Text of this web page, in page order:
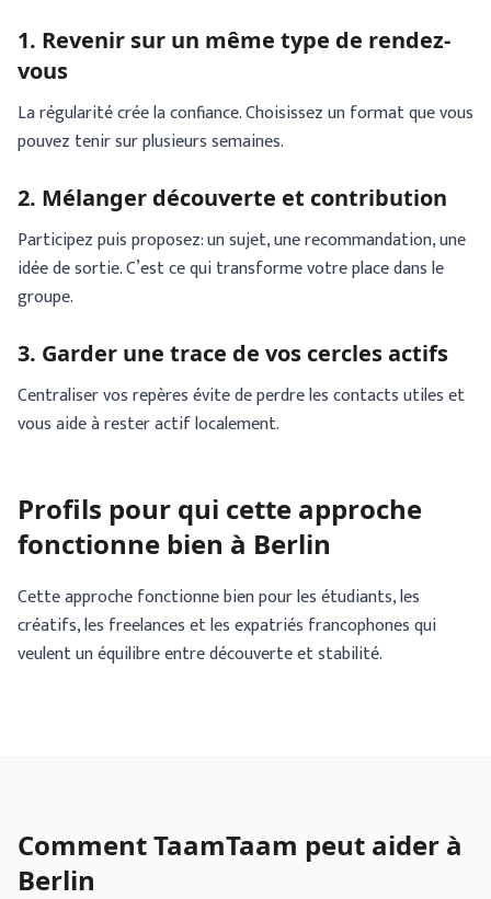
1. Revenir sur un même type de rendez-
vous
La régularité crée la confiance. Choisissez un format que vous
pouvez tenir sur plusieurs semaines.
2. Mélanger découverte et contribution
Participez puis proposez: un sujet, une recommandation, une
idée de sortie. C’est ce qui transforme votre place dans le
groupe.
3. Garder une trace de vos cercles actifs
Centraliser vos repères évite de perdre les contacts utiles et
vous aide à rester actif localement.
Profils pour qui cette approche
fonctionne bien à Berlin
Cette approche fonctionne bien pour les étudiants, les
créatifs, les freelances et les expatriés francophones qui
veulent un équilibre entre découverte et stabilité.
Comment TaamTaam peut aider à
Berlin